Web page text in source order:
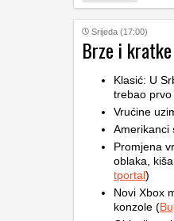
Srijeda (17:00)
Brze i kratke
Klasić: U
trebao
Vrućine
Amerikanci
Promjena
oblaka,
tportal)
Novi Xbox
konzole (